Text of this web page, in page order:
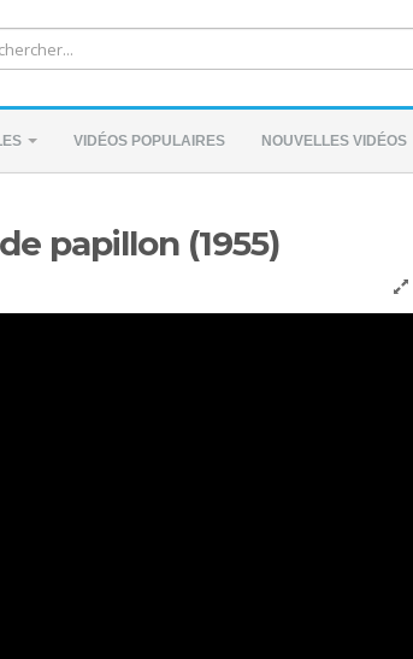
VIDÉOS POPULAIRES NOUVELLES VIDÉOS
papillon (1955)